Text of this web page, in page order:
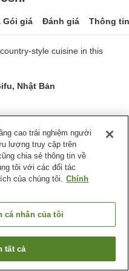
Gói giá Đánh giá Thông
style cuisine in this
Nhật Bản
Spa / Salon
Cửa hàng
Thành phố Takayama
trống
cao trải nghiệm người
lượng truy cập trên
chia sẻ thông tin về
tôi với các đối tác
của chúng tôi. Chính
cá nhân của tôi
tất cả